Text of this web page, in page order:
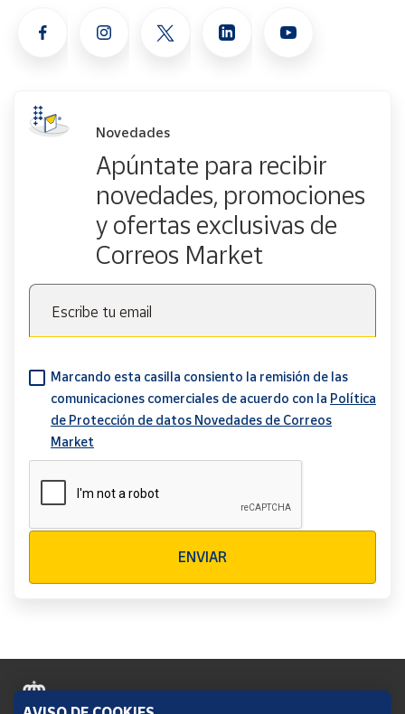
Novedades
Apúntate para recibir
novedades, promociones
y ofertas exclusivas de
Correos Market
Escribe tu email
Marcando esta casilla consiento la remisión de las
comunicaciones comerciales de acuerdo con la Política
de Protección de datos Novedades de Correos
Market
ENVIAR